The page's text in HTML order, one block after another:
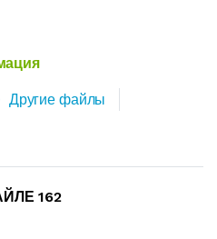
Другие файлы
162